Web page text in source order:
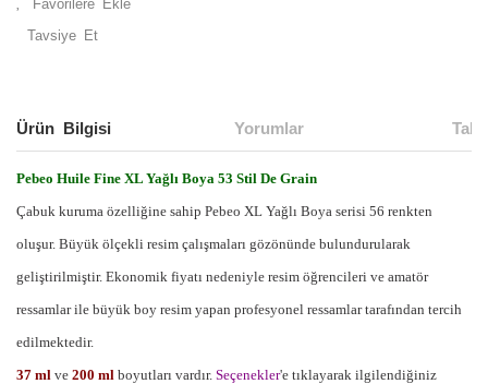
Tavsiye Et
Ürün Bilgisi Yorumlar
Pebeo Huile Fine XL Yağlı Boya 53 Stil De Grain
Çabuk kuruma özelliğine sahip Pebeo XL Yağlı Boya serisi 56 renkten
oluşur. Büyük ölçekli resim çalışmaları gözönünde bulundurularak
geliştirilmiştir. Ekonomik fiyatı nedeniyle resim öğrencileri ve amatör
ressamlar ile büyük boy resim yapan profesyonel ressamlar tarafından tercih
edilmektedir.
37 ml ve 200 ml boyutları vardır. Seçenekler'e tıklayarak ilgilendiğiniz